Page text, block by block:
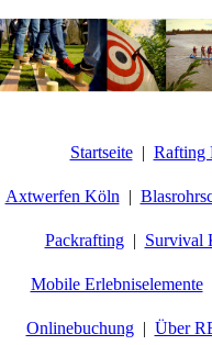
Startseite Rafting
Axtwerfen Köln
Packrafting Survival
Mobile Erlebniselemente
Onlinebuchung Über